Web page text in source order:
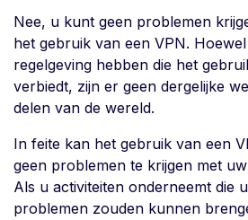
Nee, u kunt geen problemen
het gebruik van een VPN.
regelgeving hebben die het
verbiedt, zijn er geen dergelijke
delen van de wereld.
In feite kan het gebruik van een
geen problemen te krijgen met
Als u activiteiten onderneemt die
problemen zouden kunnen